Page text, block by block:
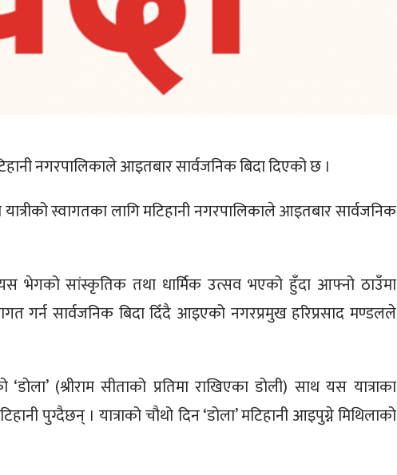
नगरपालिकाले आइतबार सार्वजनिक बिदा दिएको छ ।
यात्रीको स्वागतका लागि मटिहानी नगरपालिकाले आइतबार सार्वजनिक
यस भेगको सांस्कृतिक तथा धार्मिक उत्सव भएको हुँदा आफ्नो ठाउँमा
गर्न सार्वजनिक बिदा दिँदै आइएको नगरप्रमुख हरिप्रसाद मण्डलले
‘डोला’ (श्रीराम सीताको प्रतिमा राखिएका डोली) साथ यस यात्राका
पुग्दैछन् । यात्राको चौथो दिन ‘डोला’ मटिहानी आइपुग्ने मिथिलाको